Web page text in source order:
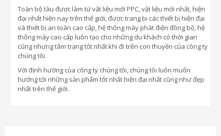
Toàn bộ tàu được làm từ vật liệu mới PPC, vật liệu mới nhất, hiện
đại nhất hiện nay trên thế giới, được trang bi các thiết bị hiện đại
và thiết bị an toàn cao cấp, hệ thống máy phát điện đồng bộ, hệ
thống máy cao cấp luôn tạo cho những du khách có thời gian
cũng nhưng tâm trạng tốt nhất khi đi trên con thuyền của công ty
chúng tôi.
Với định hướng của công ty chúng tôi, chúng tôi luôn muốn
hướng tới những sản phẩm tốt nhất hiện đại nhất cũng như đẹp
nhất trên thế giới.